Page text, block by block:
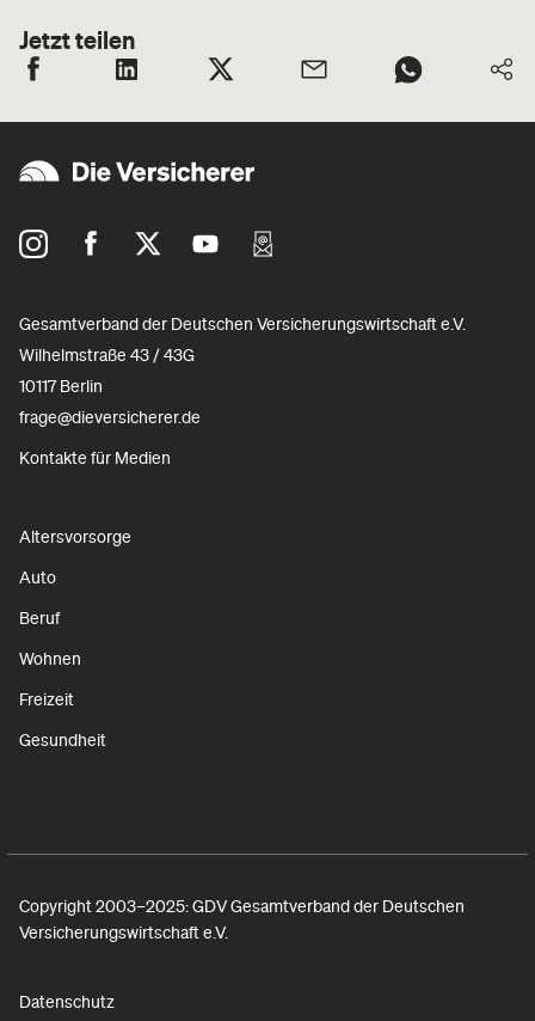
Jetzt teilen
Gesamtverband der Deutschen Versicherungswirtschaft e.V.
Wilhelmstraße 43 / 43G
10117 Berlin
frage@dieversicherer.de
Kontakte für Medien
Altersvorsorge
Auto
Beruf
Wohnen
Freizeit
Gesundheit
Copyright 2003–2025: GDV Gesamtverband der Deutschen
Versicherungswirtschaft e.V.
Datenschutz